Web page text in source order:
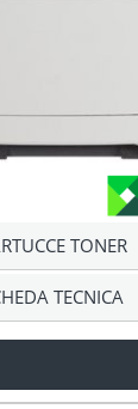
TONER
TECNICA